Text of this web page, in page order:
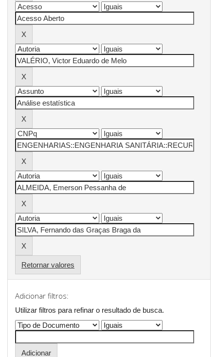
Retornar valores
Adicionar filtros:
Utilizar filtros para refinar o resultado de busca.